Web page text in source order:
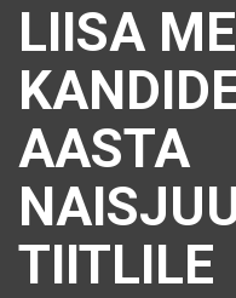
LIISA
AASTA
TIITLILE